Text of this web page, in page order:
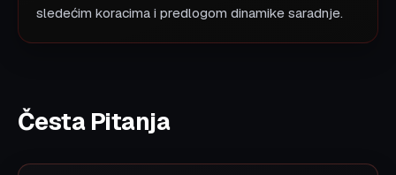
sledećim koracima i predlogom dinamike saradnje.
Česta Pitanja